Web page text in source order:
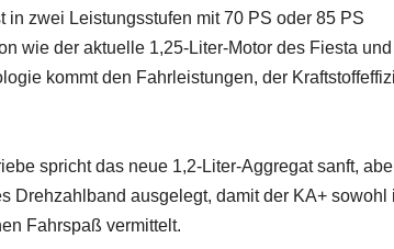
zwei Leistungsstufen mit 70 PS oder 85 PS
wie der aktuelle 1,25-Liter-Motor des Fiesta und
kommt den Fahrleistungen, der
spricht das neue 1,2-Liter-Aggregat sanft,
Drehzahlband ausgelegt, damit der KA+ sowohl
Fahrspaß vermittelt.